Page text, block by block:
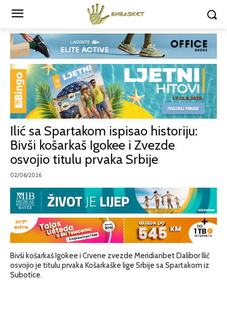
Ilić sa Spartakom ispisao historiju:
Bivši košarkaš Igokee i Zvezde
osvojio titulu prvaka Srbije
02/06/2026
Bivši košarkaš Igokee i Crvene zvezde Meridianbet Dalibor Ilić
osvojio je titulu prvaka Košarkaške lige Srbije sa Spartakom iz
Subotice.